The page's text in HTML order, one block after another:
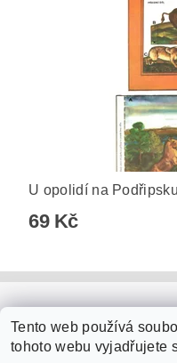
U opolidí na
69 Kč
Tento web používá
tohoto webu vyjadřujete